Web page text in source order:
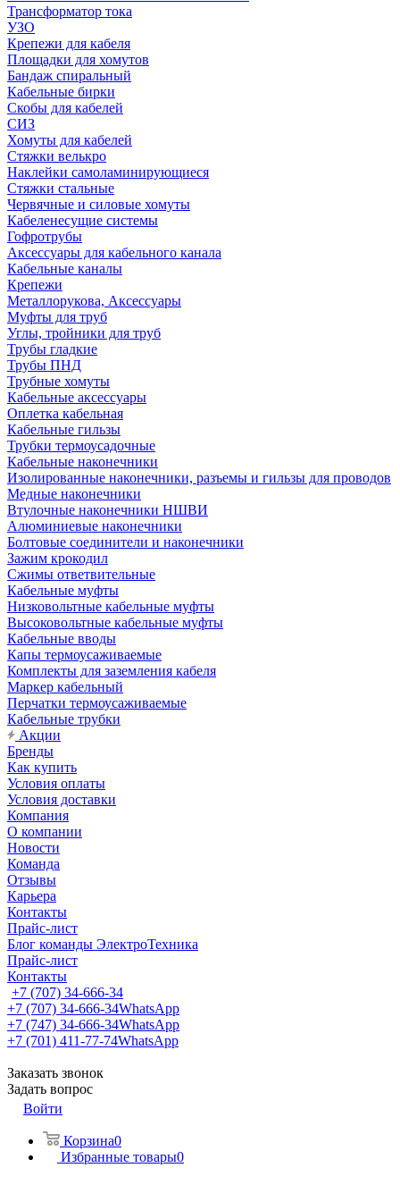
Трансформатор тока
УЗО
Крепежи для кабеля
Площадки для хомутов
Бандаж спиральный
Кабельные бирки
Cкобы для кабелей
СИЗ
Хомуты для кабелей
Стяжки велькро
Наклейки самоламинирующиеся
Стяжки стальные
Червячные и силовые хомуты
Кабеленесущие системы
Гофротрубы
Аксессуары для кабельного канала
Кабельные каналы
Крепежи
Металлорукова, Аксессуары
Муфты для труб
Углы, тройники для труб
Трубы гладкие
Трубы ПНД
Трубные хомуты
Кабельные аксессуары
Оплетка кабельная
Кабельные гильзы
Трубки термоусадочные
Кабельные наконечники
Изолированные наконечники, разъемы и гильзы для проводов
Медные наконечники
Втулочные наконечники НШВИ
Алюминиевые наконечники
Болтовые соединители и наконечники
Зажим крокодил
Сжимы ответвительные
Кабельные муфты
Низковольтные кабельные муфты
Высоковольтные кабельные муфты
Кабельные вводы
Капы термоусаживаемые
Комплекты для заземления кабеля
Маркер кабельный
Перчатки термоусаживаемые
Кабельные трубки
Акции
Бренды
Как купить
Условия оплаты
Условия доставки
Компания
О компании
Новости
Команда
Отзывы
Карьера
Контакты
Прайс-лист
Блог команды ЭлектроТехника
Прайс-лист
Контакты
+7 (707) 34-666-34
+7 (707) 34-666-34WhatsApp
+7 (747) 34-666-34WhatsApp
+7 (701) 411-77-74WhatsApp
Заказать звонок
Задать вопрос
Войти
Корзина0
Избранные товары0